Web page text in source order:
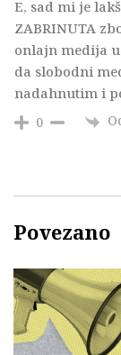
E, sad mi je
ZABRINUTA
onlajn medija
da slobodni
nadahnutim i
0
Povezano